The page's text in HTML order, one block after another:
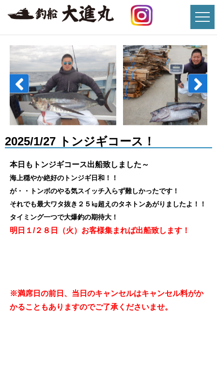
2025/1/27 トンジギコース！
本日もトンジギコース出船致しました～
海上穏やか絶好のトンジギ日和！！
が・・トンボのやる気スイッチ入らず難しかったです！
それでも最大ワタ抜き２５㎏超えのタネトンあがりましたよ！！
タイミング一つで大爆釣の期待大！
明日１/２８日（火）お客様集まれば出船致します！
※満席日の前日、当日のキャンセルはキャンセル料がか
かることもありますのでご了承くださいませ。